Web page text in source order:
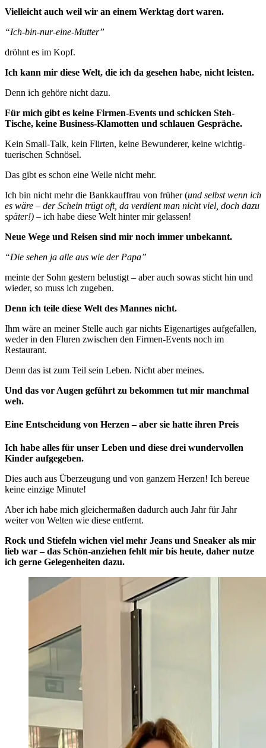
Vielleicht auch weil wir an einem Werktag dort waren.
“Ich-bin-nur-eine-Mutter”
dröhnt es im Kopf.
Ich kann mir diese Welt, die ich da gesehen habe, nicht leisten.
Denn ich gehöre nicht dazu.
Für mich gibt es keine Firmen-Events und schicken Steh-
Tische, keine Business-Klamotten und schlauen Gespräche.
Kein Small-Talk, kein Flirten, keine Bewunderer, keine wichtig-
tuerischen Schnösel.
Das gibt es schon eine Weile nicht mehr.
Ich bin nicht mehr die Bankkauffrau von früher (und selbst wenn ich
es wäre – der Schein trügt oft, da verdient man nicht viel, doch dazu
später!) – ich habe diese Welt hinter mir gelassen!
Neue Wege und Reisen sind mir noch immer unbekannt.
“Die sehen ja alle aus wie der Papa”
meinte der Sohn gestern belustigt – aber auch sowas sticht hin und
wieder, so muss ich zugeben.
Denn ich teile diese Welt des Mannes nicht.
Ihm wäre an meiner Stelle auch gar nichts Eigenartiges aufgefallen,
weder in den Fluren zwischen den Firmen-Events noch im
Restaurant.
Denn das ist zum Teil sein Leben. Nicht aber meines.
Und das vor Augen geführt zu bekommen tut mir manchmal
weh.
Eine Entscheidung von Herzen – aber sie hatte ihren Preis
Ich habe alles für unser Leben und diese drei wundervollen
Kinder aufgegeben.
Dies auch aus Überzeugung und von ganzem Herzen! Ich bereue
keine einzige Minute!
Aber ich habe mich gleichermaßen dadurch auch Jahr für Jahr
weiter von Welten wie diese entfernt.
Rock und Stiefeln wichen viel mehr Jeans und Sneaker als mir
lieb war – das Schön-anziehen fehlt mir bis heute, daher nutze
ich gerne Gelegenheiten dazu.